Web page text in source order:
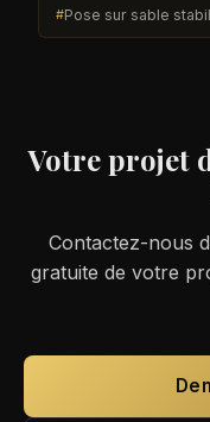
Pose sur sable
Votre projet
Contactez-nous
gratuite de votre